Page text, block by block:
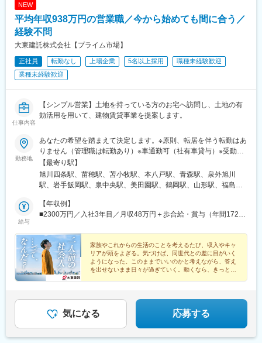
田駅(滋賀県)、福知山駅、桂駅、東野駅(京都府)、伏見駅(京都
府)、藤阪駅、星ケ丘駅(大阪府)、池田駅(大阪府)、門真南駅、水無
瀬駅、ＪＲ総持寺駅、荒本駅、河内天美駅、深井駅、泉佐野駅、
尼崎駅(阪神線)、打出駅、西明石駅、別府駅(兵庫県)、手柄駅、網
干駅、新大宮駅、大和八木駅、和歌山駅、眉山ロープウェイ山麓
駅、三条駅(香川県)、松山駅(愛媛県)、桟橋通二丁目駅、備前西市
駅、岡山駅、倉敷駅、鳥取駅、松江駅、東福山駅、松永駅、東広
駅、西黒崎駅、吉塚駅、古賀駅、橋本駅(福岡県)、春日原駅、御井
駅、佐賀駅、大橋駅(長崎県)、中佐世保駅、大分駅、西里駅、平成
船駅、大師橋駅、伊勢佐木長者町駅、南林間駅、長沼駅(静岡県)、
浄心駅、成岩駅、三柿野駅、中川原駅、宮之阪駅、上牧駅(大阪
府)、田中口駅、大手町駅(愛媛県)、桟橋通三丁目駅、岡山駅前
駅、倉敷市駅、比治山橋駅、横川一丁目駅、熊西駅、佐世保中央
駅、郡元駅(鹿児島市電)、黄金町駅、古庄駅、島本駅、ＪＲ松山駅
前駅、桟橋通一丁目駅、皆実町二丁目駅、横川駅、黒崎駅前駅、
佐世保駅、郡元・南駅
NEW
平均年収938万円の営業職／今から始めても間に合う／
経験不問
大東建託株式会社【プライム市場】
正社員 転勤なし 上場企業 5名以上採用
職種未経験歓迎
業種未経験歓迎
仕事内容
【シンプル営業】土地を持っている方のお宅へ訪問し、土地の有
効活用を用いて、建物賃貸事業を提案します。
勤務地
あなたの希望を踏まえて決定します。※原則、転居を伴う転勤はあ
りません（管理職は転勤あり）※車通勤可（社有車貸与）※受動喫
煙対策あり※支店ごと常に募集人数の変動があります。配属希望支
店の空き状況は、ご応募時にご確認ください【本社】東京都港区
港南2-16-1 品川イーストワンタワー21～24階（各線「品川駅」
活事情に配慮して働きやすい環境づくりを進めています。
【最寄り駅】
旭川四条駅、苗穂駅、苫小牧駅、本八戸駅、青森駅、泉外旭川
駅、岩手飯岡駅、泉中央駅、美田園駅、鶴岡駅、山形駅、福島駅
松本駅、不二越駅、金沢駅、新福井駅、江曽島駅、小山駅、太田
駅(群馬県)、前橋大島駅、高崎駅、新白岡駅、上熊谷駅、北上尾
木駅、東所沢駅、春日部駅、越谷駅、三郷中央駅、水戸駅、つく
ば駅、守谷駅、柏の葉キャンパス駅、公津の杜駅、県庁前駅(千葉
県)、上総村上駅、八千代緑が丘駅、東松戸駅、西船橋駅、三鷹
駅、恋ケ窪駅、武蔵砂川駅、甲州街道駅、河辺駅、北八王子駅、
町田駅、相模原駅、百合ケ丘駅、津田山駅、東門前駅、仲町台
奈川県)、六会日大前駅、社家駅、宮山駅、富水駅、常永駅、御殿
場駅、三島広小路駅、富士根駅、清水駅(静岡県)、東静岡駅、藤枝
駅、高塚駅、自動車学校前駅、船町駅、豊川駅、岡崎駅、亀島
給与
【年収例】
■2300万円／入社3年目／月収48万円＋歩合給・賞与（年間1724
家族やこれからの生活のことを考えるたび、収入やキャ
リアが頭をよぎる。気づけば、同世代との差に目がいく
ようになった。このままでいいのかと考えながら、答え
を出せないまま日々が過ぎていく。動くなら、きっと今
気になる 応募する